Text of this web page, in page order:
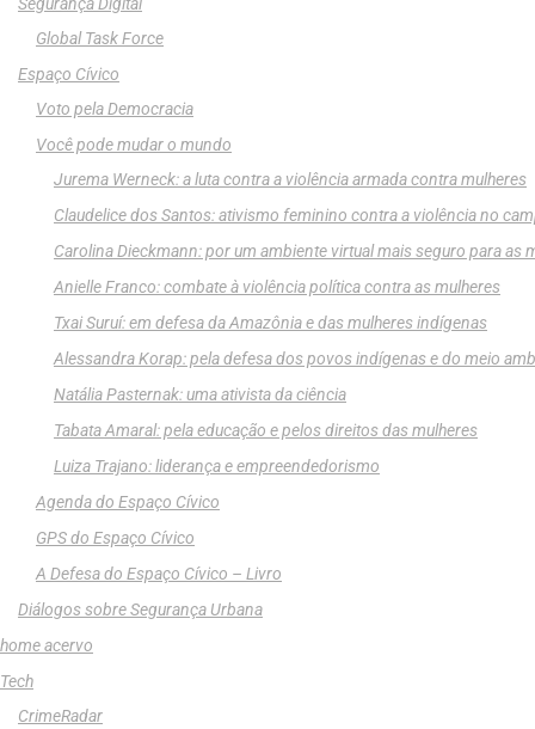
Global Task Force
Espaço Cívico
Voto pela Democracia
Você pode mudar o mundo
Jurema Werneck: a luta contra a violência armada contra mulheres
Claudelice dos Santos: ativismo feminino contra a violência no
Carolina Dieckmann: por um ambiente virtual mais seguro para as
Anielle Franco: combate à violência política contra as mulheres
Txai Suruí: em defesa da Amazônia e das mulheres indígenas
Alessandra Korap: pela defesa dos povos indígenas e do meio
Natália Pasternak: uma ativista da ciência
Tabata Amaral: pela educação e pelos direitos das mulheres
Luiza Trajano: liderança e empreendedorismo
Agenda do Espaço Cívico
GPS do Espaço Cívico
A Defesa do Espaço Cívico – Livro
Diálogos sobre Segurança Urbana
home acervo
Tech
CrimeRadar